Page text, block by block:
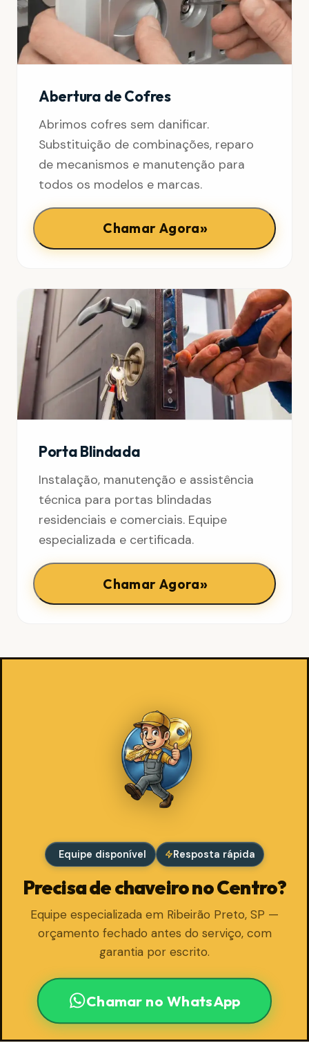
Abertura de Cofres
Abrimos cofres sem danificar.
Substituição de combinações, reparo
de mecanismos e manutenção para
todos os modelos e marcas.
Chamar Agora»
Porta Blindada
Instalação, manutenção e assistência
técnica para portas blindadas
residenciais e comerciais. Equipe
especializada e certificada.
Chamar Agora»
Equipe disponível Resposta rápida
Precisa de chaveiro no Centro?
Equipe especializada em Ribeirão Preto, SP —
orçamento fechado antes do serviço, com
garantia por escrito.
Chamar no WhatsApp